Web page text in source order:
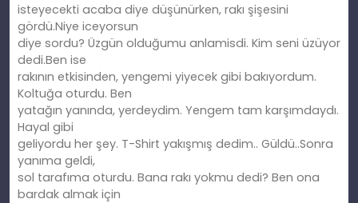
isteyecekti acaba diye düşünürken, rakı şişesini
gördü.Niye iceyorsun
diye sordu? Üzgün olduğumu anlamisdi. Kim seni üzüyor
dedi.Ben ise
rakının etkisinden, yengemi yiyecek gibi bakıyordum.
Koltuğa oturdu. Ben
yatağın yanında, yerdeydim. Yengem tam karşımdaydı.
Hayal gibi
geliyordu her şey. T-Shirt yakışmış dedim.. Güldü..Sonra
yanıma geldi,
sol tarafıma oturdu. Bana rakı yokmu dedi? Ben ona
bardak almak için